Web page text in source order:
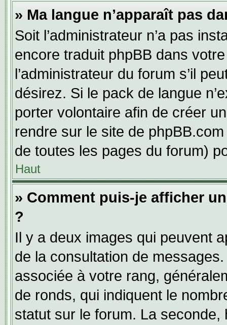
» Ma langue n’apparaît pas
Soit l’administrateur n’a pas
encore traduit phpBB dans
l’administrateur du forum s’il
désirez. Si le pack de langue
porter volontaire afin de créer
rendre sur le site de
de toutes les pages du forum)
Haut
» Comment puis-je afficher
?
Il y a deux images qui peuvent
de la consultation de
associée à votre rang,
de ronds, qui indiquent le
statut sur le forum. La